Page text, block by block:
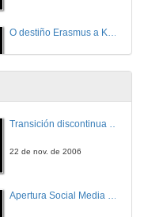
O destiño Erasmus a Karlsruhe
Karlsruhe, the future today
24 de maio de 2006
Transición discontinua de partículas de microgel termosensible
22 de nov. de 2006